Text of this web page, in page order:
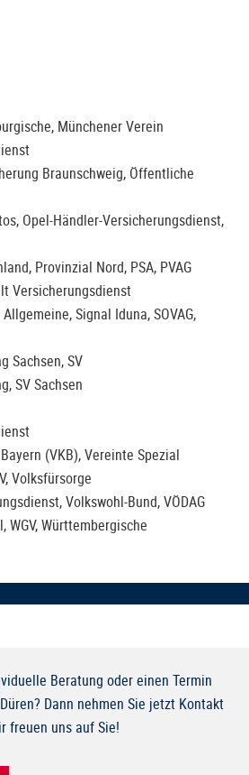
Münchener Verein
Braunschweig, Öffentliche
Opel-Händler-Versicherungsdienst,
, Provinzial Nord, PSA, PVAG
Versicherungsdienst
Signal Iduna, SOVAG,
Sachsen, SV
, SV Sachsen
(VKB), Vereinte Spezial
, Volksfürsorge
Volkswohl-Bund, VÖDAG
Württembergische
Beratung oder einen Termin
Dann nehmen Sie jetzt Kontakt
freuen uns auf Sie!